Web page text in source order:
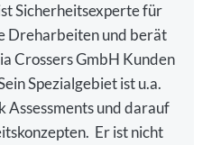
Sicherheitsexperte für
Dreharbeiten und berät
Crossers GmbH Kunden
Spezialgebiet ist u.a.
Assessments und darauf
Er ist nicht